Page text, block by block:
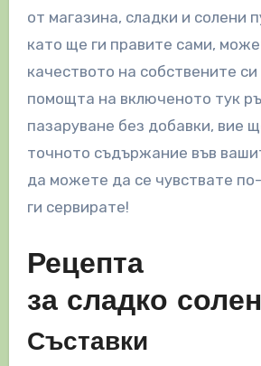
от магазина, сладки и солени
като ще ги правите сами,
качеството на собствените
помощта на включеното тук
пазаруване без добавки, вие
точното съдържание във
да можете да се чувствате
ги сервирате!
Рецепта
за сладко
Съставки